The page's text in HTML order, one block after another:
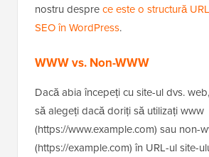
nostru desprece este o structură
SEO în WordPress.
WWW vs. Non-WWW
Dacă abia începeți cu site-ul dvs.
să alegeți dacă doriți să utilizați www
(https://www.example.com) sau non-
(https://example.com) în URL-ul site-